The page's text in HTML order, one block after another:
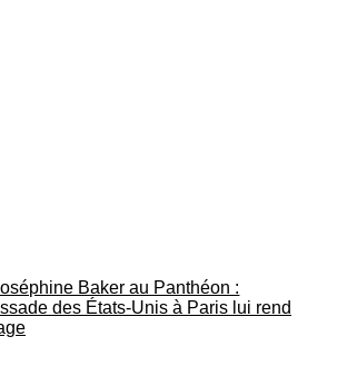
Baker au Panthéon :
des États-Unis à Paris lui rend